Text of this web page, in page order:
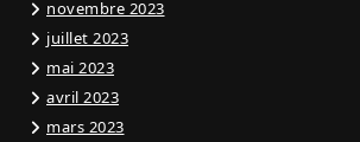
novembre 2023
juillet 2023
mai 2023
avril 2023
mars 2023